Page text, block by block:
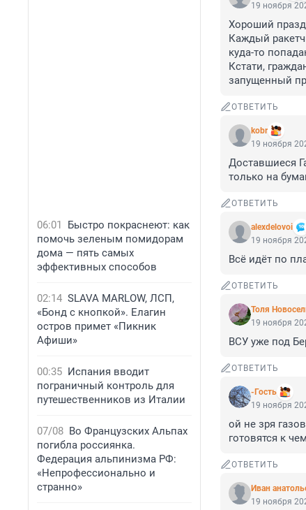
06:01
Быстро покраснеют: как
помочь зеленым помидорам
дома — пять самых
эффективных способов
02:14 SLAVA MARLOW, ЛСП,
«Бонд с кнопкой». Елагин
остров примет «Пикник
Афиши»
00:35 Испания вводит
пограничный контроль для
путешественников из Италии
07/08 Во Французских Альпах
погибла россиянка.
Федерация альпинизма РФ:
«Непрофессионально и
странно»
19 ноября
Хороший
Каждый
куда-то
Кстати,
запущенный
ОТВЕТИТЬ
kobr
19 ноября
Доставшиеся
только на
ОТВЕТИТЬ
alexdelovoi
19 ноября
Всё идёт по
ОТВЕТИТЬ
Толя
19 ноября
ВСУ уже под
ОТВЕТИТЬ
-Гость
19 ноября
ой не зря
готовятся к
ОТВЕТИТЬ
Иван
19 ноября